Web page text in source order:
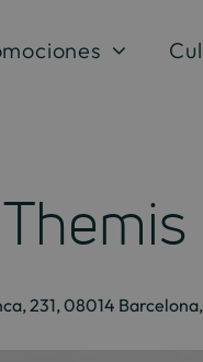
231, 08014